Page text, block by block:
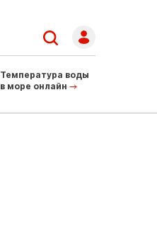
Температура воды
в море онлайн